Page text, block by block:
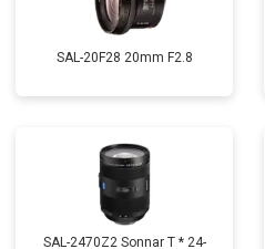
SAL-20F28 20mm F2.8
SAL-2470Z2 Sonnar T * 24-